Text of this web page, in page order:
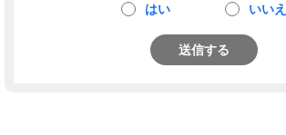
はい いいえ
送信する